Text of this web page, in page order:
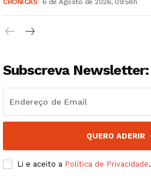
Institucional
Artigos
Edição Digital
CRÓNICAS 6 de Agosto de 2026, 09:58h
Subscreva Newsletter:
QUERO ADERIR
Li e aceito a Política de Privacidade.